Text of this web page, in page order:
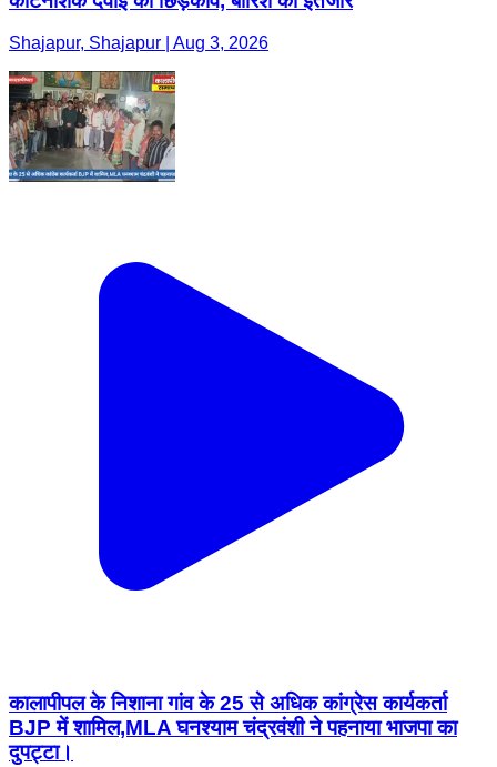
Shajapur, Shajapur | Aug 3, 2026
कालापीपल के निशाना गांव के 25 से अधिक कांग्रेस कार्यकर्ता
BJP में शामिल,MLA घनश्याम चंद्रवंशी ने पहनाया भाजपा का
दुपट्टा।